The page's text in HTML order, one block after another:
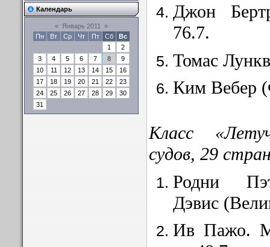
Календарь
« Январь 2011
»
Пн
Вт Ср Чт Пт Сб
Вс
1
2
3
4 5 6 7 8
9
10
11 12 13 14 15
16
17
18 19 20 21 22
23
24
25 26 27 28 29
30
31
Джон
76.7.
Томас
Ким Вебер
Класс
судов, 29 стра
Родни
Дэвис
Ив Пажо.